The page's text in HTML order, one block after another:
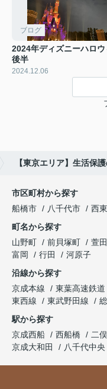
ブログ
2024年ディズニーハロウ
後半
2024.12.06
【東京エリア】生活保
市区町村から探す
船橋市
八千代市 西
町名から探す
山野町
前貝塚町 萱
富岡
行田
河原子
沿線から探す
京成本線
東葉高速鉄道
東西線
東武野田線
駅から探す
京成西船
西船橋 二
京成大和田
八千代中央